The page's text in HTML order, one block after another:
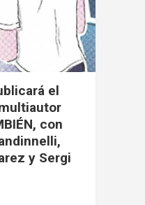
el
con
y Sergi